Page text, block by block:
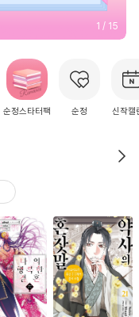
2 / 15
순정스타터팩 순정 신작캘